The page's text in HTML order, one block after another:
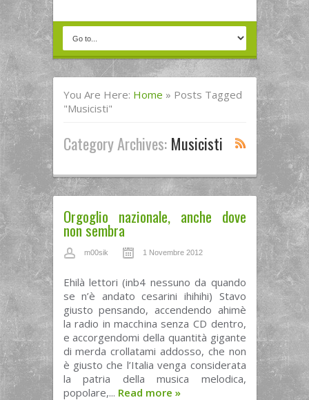
You Are Here: Home » Posts Tagged
"musicisti"
Category Archives: Musicisti
Orgoglio nazionale, anche dove
non sembra
m00sik 1 Novembre 2012
Ehilà lettori (inb4 nessuno da quando
se n’è andato cesarini ihihihi) Stavo
giusto pensando, accendendo ahimè
la radio in macchina senza CD dentro,
e accorgendomi della quantità gigante
di merda crollatami addosso, che non
è giusto che l’Italia venga considerata
la patria della musica melodica,
popolare,... Read more »